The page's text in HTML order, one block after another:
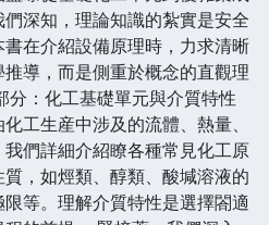
深知，理論知識的紮實是安全
在介紹設備原理時，力求清晰
導，而是側重於概念的直觀理
分：化工基礎單元與介質特性
工生産中涉及的流體、熱量、
們詳細介紹瞭各種常見化工原
，如烴類、醇類、酸堿溶液的
等。理解介質特性是選擇閤適